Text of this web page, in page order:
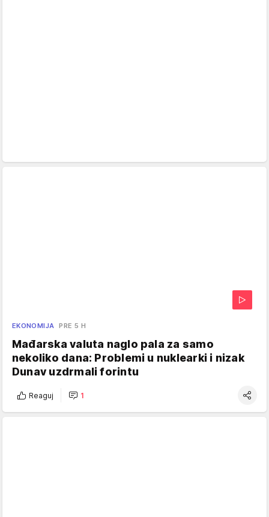
EKONOMIJA PRE 5 H
Mađarska valuta naglo pala za samo
nekoliko dana: Problemi u nuklearki i nizak
Dunav uzdrmali forintu
Reaguj 1